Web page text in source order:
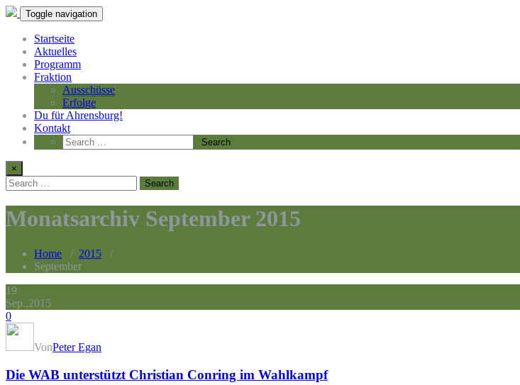
Toggle navigation
Startseite
Aktuelles
Programm
Fraktion
Ausschüsse
Erfolge
Du für Ahrensburg!
Kontakt
×
Monatsarchiv September 2015
Home / 2015 /
September
19
Sep.,2015
0
VonPeter Egan
Die WAB unterstützt Christian Conring im Wahlkampf